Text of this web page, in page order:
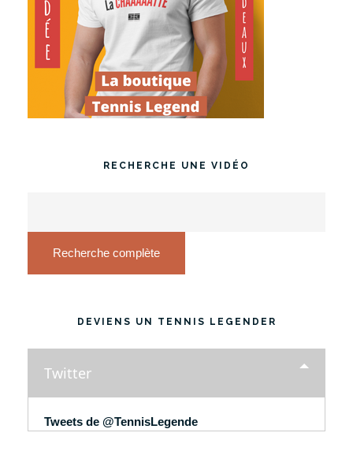
RECHERCHE UNE VIDÉO
Recherche complète
DEVIENS UN TENNIS LEGENDER
Twitter
Tweets de @TennisLegende